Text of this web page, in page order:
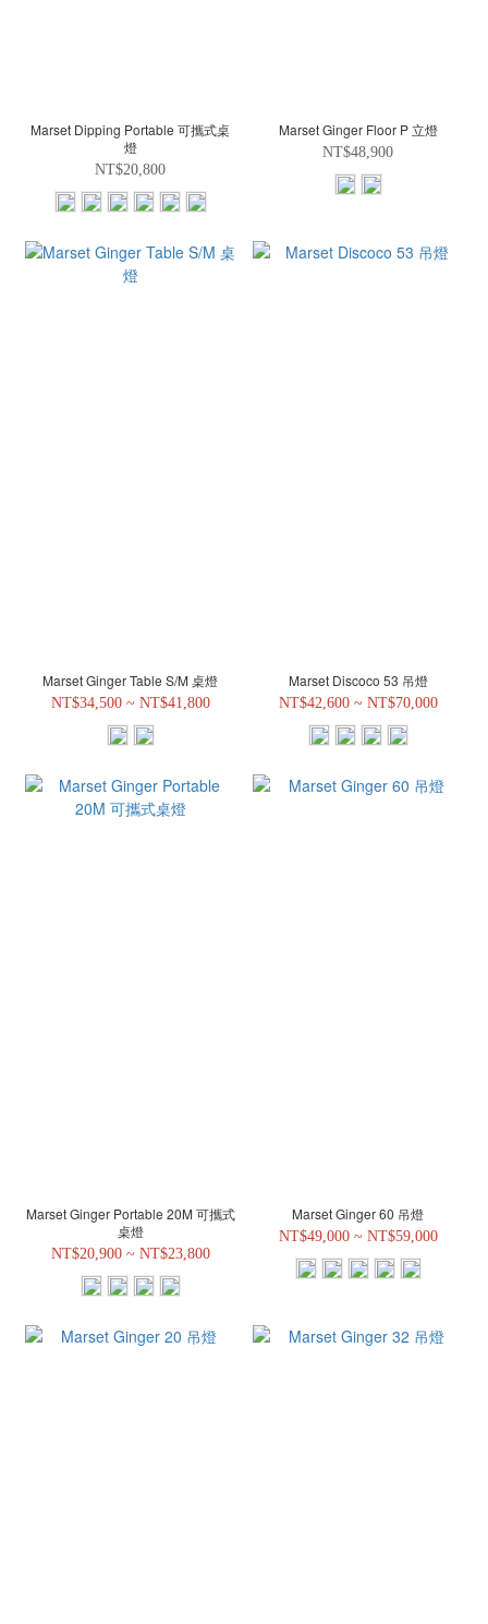
Marset Dipping Portable 可攜式桌
燈
NT$20,800
Marset Ginger Floor P 立燈
NT$48,900
Marset Ginger Table S/M 桌燈
NT$34,500 ~ NT$41,800
Marset Discoco 53 吊燈
NT$42,600 ~ NT$70,000
Marset Ginger Portable 20M 可攜式
桌燈
NT$20,900 ~ NT$23,800
Marset Ginger 60 吊燈
NT$49,000 ~ NT$59,000